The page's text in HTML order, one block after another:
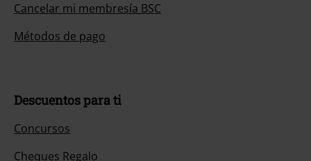
Cancelar mi membresía BSC
Métodos de pago
Descuentos para ti
Concursos
Cheques Regalo